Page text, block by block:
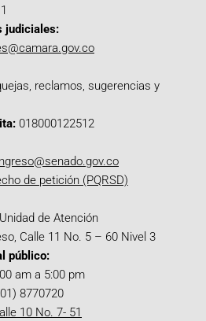
judiciales:
reclamos, sugerencias y
018000122512
de petición (PQRSD)
de Atención
Calle 11 No. 5 – 60 Nivel 3
público:
am a 5:00 pm
8770720
10 No. 7- 51